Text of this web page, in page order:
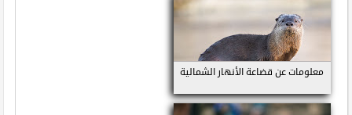
معلومات عن قضاعة الأنهار الشمالية